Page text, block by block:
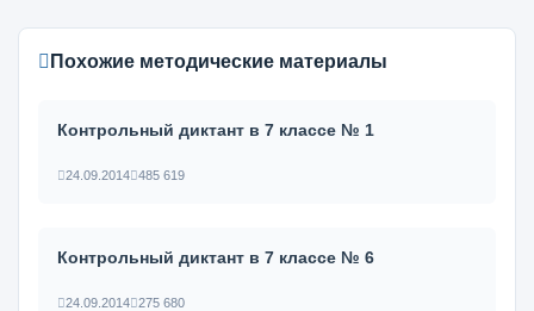
Похожие методические материалы
Контрольный диктант в 7 классе № 1
24.09.2014 485 619
Контрольный диктант в 7 классе № 6
24.09.2014 275 680